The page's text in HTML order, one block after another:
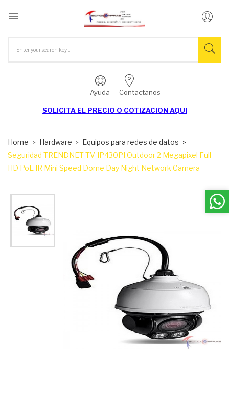

Ayuda Contactanos
SOLICITA EL PRECIO O COTIZACION AQUI
Home Hardware
Equipos para redes de datos
Seguridad TRENDNET TV-IP430PI Outdoor 2 Megapixel Full
HD PoE IR Mini Speed Dome Day Night Network Camera